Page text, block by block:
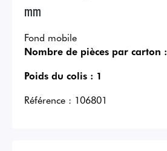
mm
Fond mobile
Nombre de pièces par carton :
Poids du colis : 1
Référence : 106801